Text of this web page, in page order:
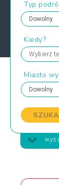
Typ
Kiedy?
Wybierz
Miasto